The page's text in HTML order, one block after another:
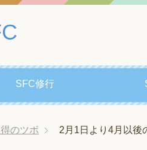
SFC修行
のツボ 2月1日より4月以後